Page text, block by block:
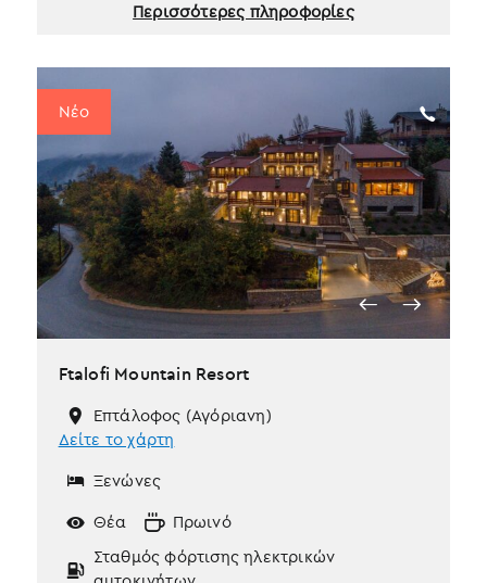
Περισσότερες πληροφορίες
Νέο
Ftalofi Mountain Resort
Επτάλοφος (Αγόριανη)
Δείτε το χάρτη
Ξενώνες
Θέα
Πρωινό
Σταθμός φόρτισης ηλεκτρικών